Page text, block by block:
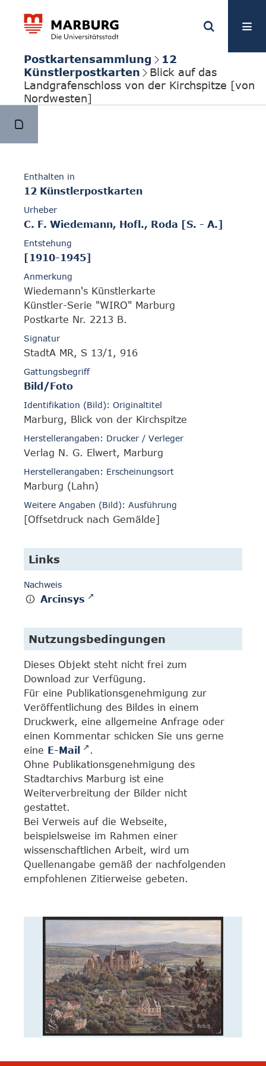
Postkartensammlung
12
Künstlerpostkarten
Blick auf das
Landgrafenschloss von der Kirchspitze [von
Nordwesten]
Enthalten in
12 Künstlerpostkarten
Urheber
C. F. Wiedemann, Hofl., Roda [S. - A.]
Entstehung
[1910-1945]
Anmerkung
Wiedemann's Künstlerkarte
Künstler-Serie "WIRO" Marburg
Postkarte Nr. 2213 B.
Signatur
StadtA MR, S 13/1, 916
Gattungsbegriff
Bild/Foto
Identifikation (Bild): Originaltitel
Marburg, Blick von der Kirchspitze
Herstellerangaben: Drucker / Verleger
Verlag N. G. Elwert, Marburg
Herstellerangaben: Erscheinungsort
Marburg (Lahn)
Weitere Angaben (Bild): Ausführung
[Offsetdruck nach Gemälde]
Links
Nachweis
Arcinsys
Nutzungsbedingungen
Dieses Objekt steht nicht frei zum
Download zur Verfügung.
Für eine Publikationsgenehmigung zur
Veröffentlichung des Bildes in einem
Druckwerk, eine allgemeine Anfrage oder
einen Kommentar schicken Sie uns gerne
eine E-Mail
.
Ohne Publikationsgenehmigung des
Stadtarchivs Marburg ist eine
Weiterverbreitung der Bilder nicht
gestattet.
Bei Verweis auf die Webseite,
beispielsweise im Rahmen einer
wissenschaftlichen Arbeit, wird um
Quellenangabe gemäß der nachfolgenden
empfohlenen Zitierweise gebeten.